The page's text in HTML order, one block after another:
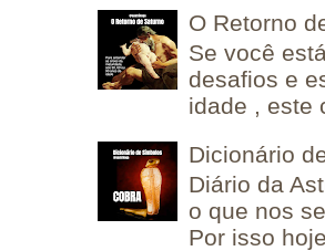
O Retorno
Se você
desafios e
idade , este
Dicionário
Diário da
o que nos
Por isso